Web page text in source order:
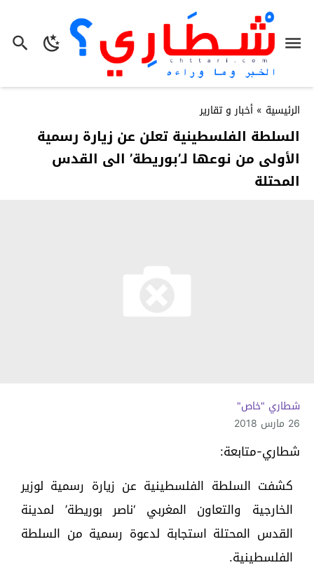
الرئيسية » أخبار و تقارير
السلطة الفلسطينية تعلن عن زيارة رسمية
الأولى من نوعها لـ’بوريطة’ الى القدس
المحتلة
شطاري "خاص"
26 مارس 2018
شطاري-متابعة:
كشفت السلطة الفلسطينية عن زيارة رسمية لوزير
الخارجية والتعاون المغربي ‘ناصر بوريطة’ لمدينة
القدس المحتلة استجابة لدعوة رسمية من السلطة
الفلسطينية.